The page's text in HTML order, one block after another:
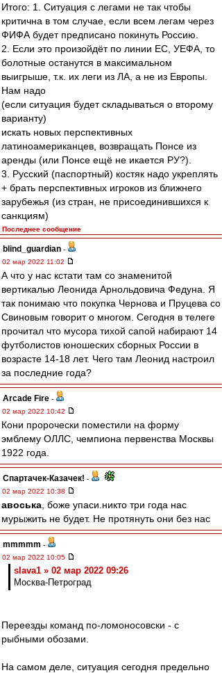
Итого: 1. Ситуация с легами не так чтобы
критична в том случае, если всем легам через
ФИФА будет предписано покинуть Россию.
2. Если это произойдёт по линии ЕС, УЕФА, то
болотные останутся в максимальном
выигрыше, т.к. их леги из ЛА, а не из Европы.
Нам надо
(если ситуация будет складываться о второму
варианту)
искать новых перспективных
латиноамериканцев, возвращать Понсе из
аренды (или Понсе ещё не икается РУ?).
3. Русский (паспортный) костяк надо укреплять
+ брать перспективных игроков из ближнего
зарубежья (из стран, не присоединившихся к
санкциям)
Последнее сообщение
blind_guardian -
02 мар 2022 11:02
А что у нас кстати там со знаменитой
вертикалью Леонида Арнольдовича Федуна. Я
так понимаю что покупка Чернова и Пруцева со
Свиновым говорит о многом. Сегодня в телеге
прочитал что мусора тихой сапой набирают 14
футболистов юношеских сборных России в
возрасте 14-18 лет. Чего там Леонид настроил
за последние года?
Arcade Fire -
02 мар 2022 10:42
Кони пророчески поместили на форму
эмблему ОЛЛС, чемпиона первенства Москвы
1922 года.
Спартачек-Казачек! -
02 мар 2022 10:38
авоська , боже упаси.никто три года нас
мурыжить не будет. Не протянуть они без нас
mmmmm -
02 мар 2022 10:05
slava1 » 02 мар 2022 09:26
Москва-Петроград
Переезды команд по-ломоносовски - с
рыбными обозами.
На самом деле, ситуация сегодня предельно